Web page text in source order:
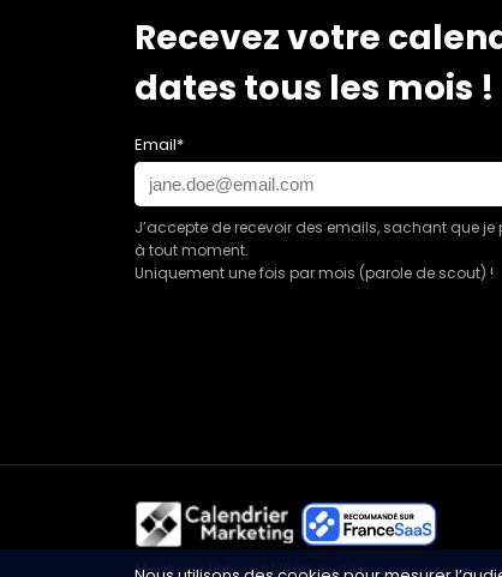
Recevez votre
dates tous les mois !
Email*
J’accepte de recevoir des emails, sachant que je
à tout moment.
Uniquement une fois par mois (parole de scout) !
Mentions légales| Plan du site